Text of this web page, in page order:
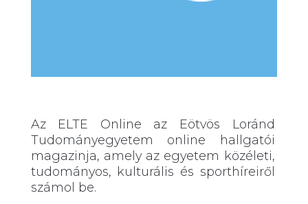
Az ELTE Online az Eötvös Loránd
Tudományegyetem online hallgatói
magazinja, amely az egyetem közéleti,
tudományos, kulturális és sporthíreiről
számol be.